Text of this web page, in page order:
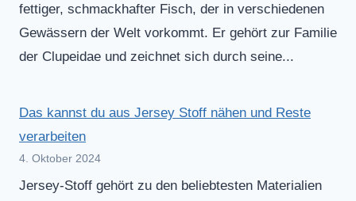
fettiger, schmackhafter Fisch, der in verschiedenen
Gewässern der Welt vorkommt. Er gehört zur Familie
der Clupeidae und zeichnet sich durch seine...
Das kannst du aus Jersey Stoff nähen und Reste
verarbeiten
4. Oktober 2024
Jersey-Stoff gehört zu den beliebtesten Materialien